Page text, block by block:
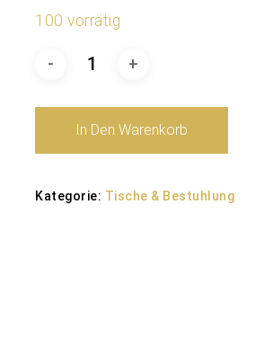
100 vorrätig
In Den Warenkorb
Kategorie: Tische & Bestuhlung